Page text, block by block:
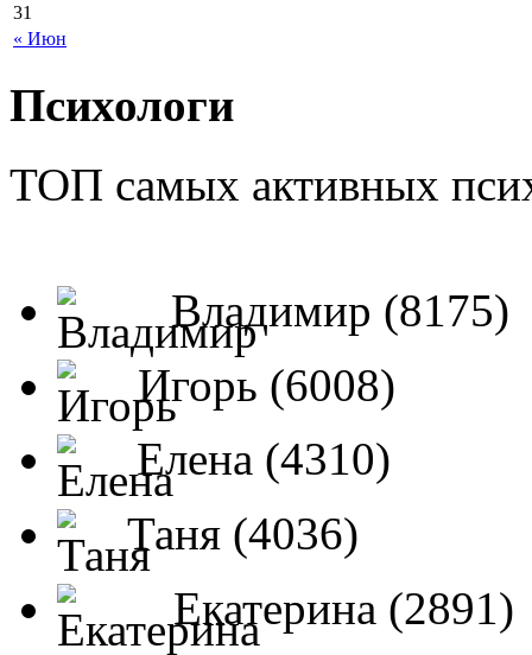
« Июн
31
Психологи
ТОП самых активных
Владимир (8175)
Игорь (6008)
Елена (4310)
Таня (4036)
Екатерина (2891)